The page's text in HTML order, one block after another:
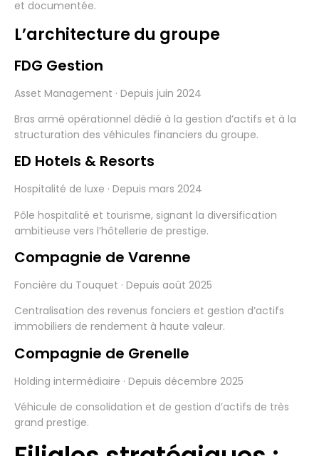
et documentée.
L’architecture du groupe
FDG Gestion
Asset Management · Depuis juin 2024
Bras armé opérationnel dédié à la gestion d’actifs et à la
structuration des véhicules financiers du groupe.
ED Hotels & Resorts
Hospitalité de luxe · Depuis mars 2024
Pôle hospitalité et tourisme, signant la diversification
ambitieuse vers l’hôtellerie de prestige.
Compagnie de Varenne
Foncière du Touquet · Depuis août 2025
Centralisation des revenus fonciers et gestion d’actifs
immobiliers de rendement à haute valeur.
Compagnie de Grenelle
Holding intermédiaire · Depuis décembre 2025
Véhicule de consolidation et de gestion d’actifs de très
grand prestige.